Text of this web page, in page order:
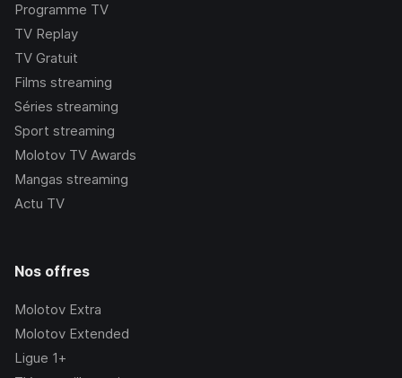
Programme TV
TV Replay
TV Gratuit
Films streaming
Séries streaming
Sport streaming
Molotov TV Awards
Mangas streaming
Actu TV
Nos offres
Molotov Extra
Molotov Extended
Ligue 1+